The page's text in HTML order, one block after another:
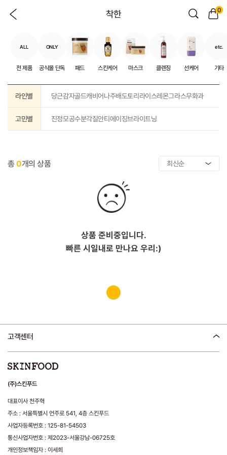
착한 0
ALL
전 제품
ONLY
공식몰 단독 패드 스킨케어 마스크 클렌징 선케어
etc.
기타
라인별 당근감자골드캐비어나주배도토리 라이스레몬그라스무화과
고민별 진정모공수분각질안티에이징브라이트닝
총0개의 상품
상품 준비중입니다.
빠른 시일내로 만나요 우리:)
고객센터
(주)스킨푸드
대표이사 천주혁
주소 : 서울특별시 언주로 541, 4층 스킨푸드
사업자등록번호 : 125-81-54503
통신사업자번호 : 제2023-서울강남-06725호
개인정보책임자 : 이세희